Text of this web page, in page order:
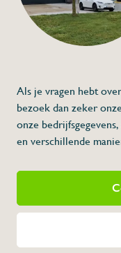
Als je vragen hebt
bezoek dan zeker
onze
en verschillende